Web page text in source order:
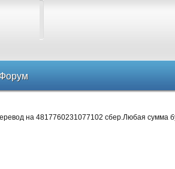
Форум
на 4817760231077102 сбер.Любая сумма